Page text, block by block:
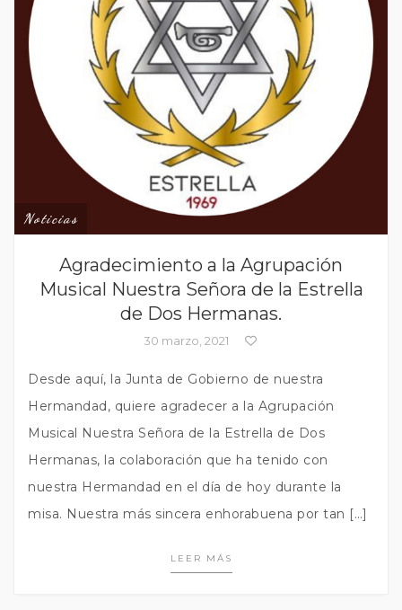
Noticias
Agradecimiento a la Agrupación
Musical Nuestra Señora de la Estrella
de Dos Hermanas.
30 marzo, 2021
Desde aquí, la Junta de Gobierno de nuestra
Hermandad, quiere agradecer a la Agrupación
Musical Nuestra Señora de la Estrella de Dos
Hermanas, la colaboración que ha tenido con
nuestra Hermandad en el día de hoy durante la
misa. Nuestra más sincera enhorabuena por tan […]
LEER MÁS